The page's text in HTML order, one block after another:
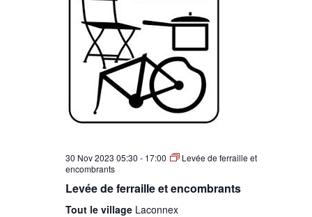
30 Nov 2023 05:30 - 17:00
Levée de ferraille et
encombrants
Levée de ferraille et encombrants
Tout le village Laconnex